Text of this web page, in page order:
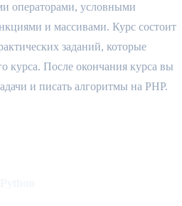
операторами, условными
и массивами. Курс состоит
заданий, которые
курса. После окончания курса вы
и писать алгоритмы на PHP.